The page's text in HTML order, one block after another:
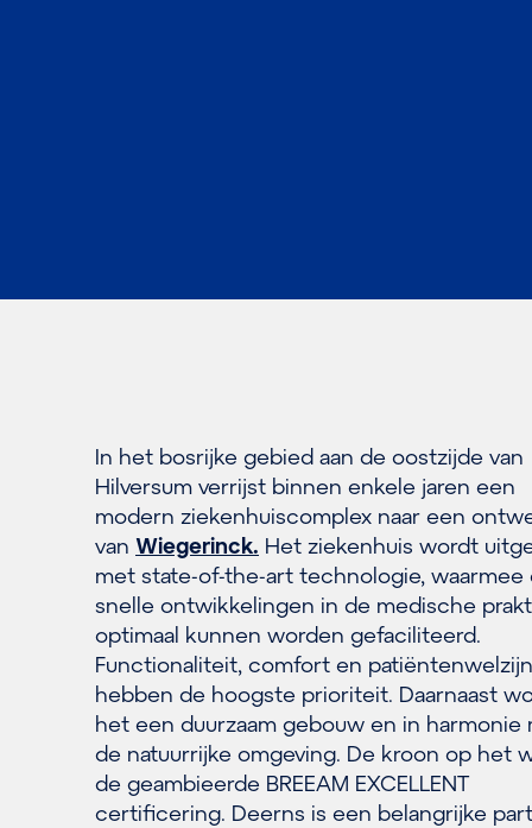
In het bosrijke gebied aan de oostzijde van
Hilversum verrijst binnen enkele jaren een
modern ziekenhuiscomplex naar een
van Wiegerinck. Het ziekenhuis wordt
met state-of-the-art technologie, waarmee
snelle ontwikkelingen in de medische
optimaal kunnen worden gefaciliteerd.
Functionaliteit, comfort en patiëntenwelzijn
hebben de hoogste prioriteit. Daarnaast
het een duurzaam gebouw en in harmonie
de natuurrijke omgeving. De kroon op het
de geambieerde BREEAM EXCELLENT
certificering. Deerns is een belangrijke